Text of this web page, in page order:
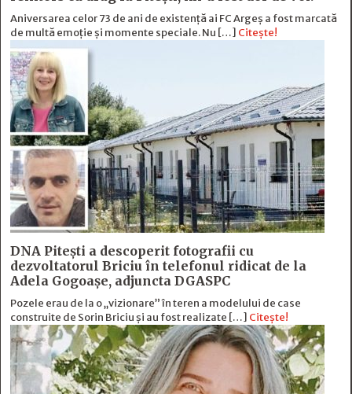
Aniversarea celor 73 de ani de existență ai FC Argeș a fost marcată
de multă emoție şi momente speciale. Nu […] Citește!
DNA Piteşti a descoperit fotografii cu
dezvoltatorul Briciu în telefonul ridicat de la
Adela Gogoaşe, adjuncta DGASPC
Pozele erau de la o „vizionare” în teren a modelului de case
construite de Sorin Briciu şi au fost realizate […] Citește!